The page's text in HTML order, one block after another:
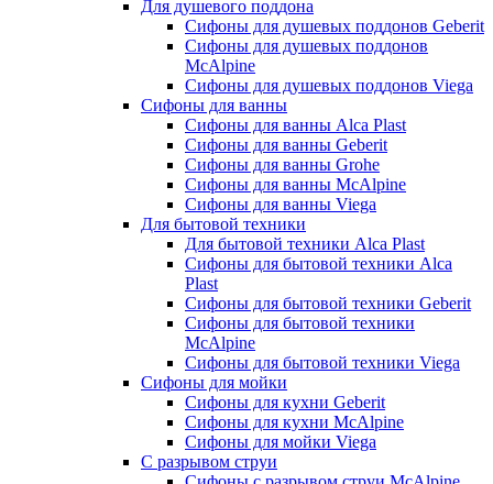
Для душевого поддона
Сифоны для душевых поддонов Geberit
Сифоны для душевых поддонов
McAlpine
Сифоны для душевых поддонов Viega
Сифоны для ванны
Сифоны для ванны Alca Plast
Сифоны для ванны Geberit
Сифоны для ванны Grohe
Сифоны для ванны McAlpine
Сифоны для ванны Viega
Для бытовой техники
Для бытовой техники Alca Plast
Сифоны для бытовой техники Alca
Plast
Сифоны для бытовой техники Geberit
Сифоны для бытовой техники
McAlpine
Сифоны для бытовой техники Viega
Сифоны для мойки
Сифоны для кухни Geberit
Сифоны для кухни McAlpine
Сифоны для мойки Viega
С разрывом струи